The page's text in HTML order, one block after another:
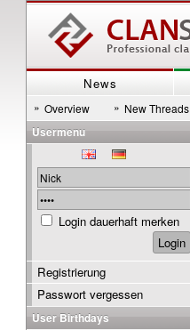
News
» Overview » New Threads
Usermenu
Login dauerhaft merken
Registrierung
Passwort vergessen
User Birthdays